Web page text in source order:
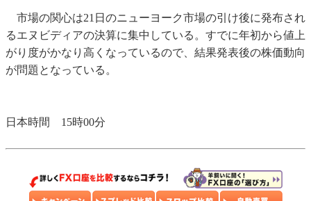
市場の関心は21日のニューヨーク市場の引け後に発布され
るエヌビディアの決算に集中している。すでに年初から値上
がり度がかなり高くなっているので、結果発表後の株価動向
が問題となっている。
日本時間 15時00分